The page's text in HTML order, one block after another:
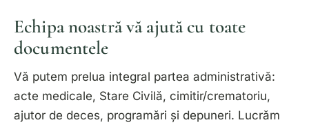
Echipa noastră vă ajută cu toate
documentele
Vă putem prelua integral partea administrativă:
acte medicale, Stare Civilă, cimitir/crematoriu,
ajutor de deces, programări și depuneri. Lucrăm